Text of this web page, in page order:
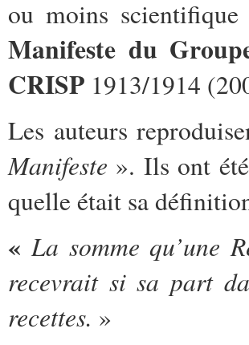
ou moins
Manifeste du
CRISP 1913/1914
Les auteurs
Manifeste ». Ils ont
quelle était sa
«La somme qu’une
recevrait si sa part
recettes. »